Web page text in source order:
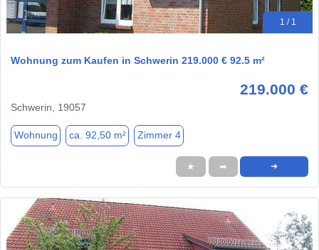
1 / 1
Wohnung zum Kaufen in Schwerin 219.000 € 92.5 m²
219.000 €
Schwerin, 19057
Wohnung ca. 92,50 m² Zimmer 4
★ ➦ ➜